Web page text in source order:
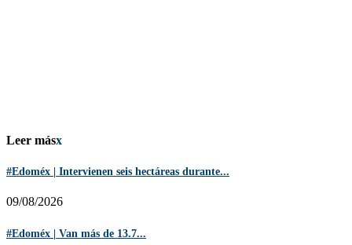
Leer másx
#Edoméx | Intervienen seis hectáreas durante...
09/08/2026
#Edoméx | Van más de 13.7...